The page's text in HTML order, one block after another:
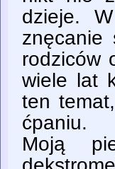
dzieje.
znęcanie
rodziców
wiele lat
ten
ćpaniu.
Moją